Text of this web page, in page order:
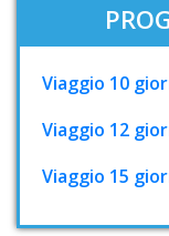
Viaggio 10
Viaggio 12
Viaggio 15